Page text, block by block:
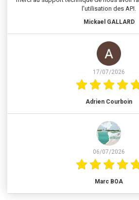
l'utilisation des API.
Mickael GALLARD
17/07/2026
Adrien Courboin
06/07/2026
Marc BOA